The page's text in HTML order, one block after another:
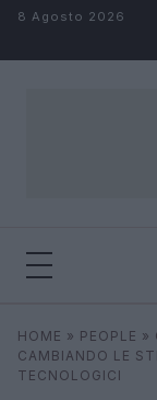
Salta al contenuto
8 Agosto 2026
Cerca
HOME » PEOPLE »
CAMBIANDO LE
TECNOLOGICI